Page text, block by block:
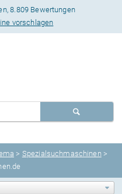
,8.809 Bewertungen
vorschlagen
> Spezialsuchmaschinen >